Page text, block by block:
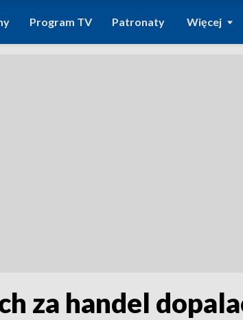
Program TV Patronaty Więcej
za handel